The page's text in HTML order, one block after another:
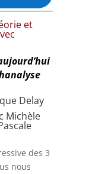
et
Delay
Michèle
des 3
nous